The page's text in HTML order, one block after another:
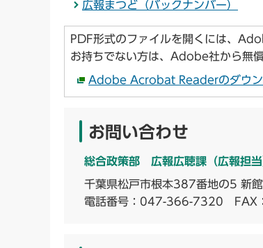
広報まつど（バックナンバー）
PDF形式のファイルを開くには、
お持ちでない方は、Adobe社から無
Adobe Acrobat Readerのダウン
お問い合わせ
総合政策部 広報広聴課（広報担当
千葉県松戸市根本387番地の5 新
電話番号： 047-366-7320 FAX